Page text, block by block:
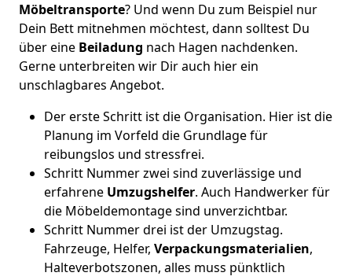
Möbeltransporte? Und wenn Du zum Beispiel nur
Dein Bett mitnehmen möchtest, dann solltest Du
über eine Beiladung nach Hagen nachdenken.
Gerne unterbreiten wir Dir auch hier ein
unschlagbares Angebot.
Der erste Schritt ist die Organisation. Hier ist die
Planung im Vorfeld die Grundlage für
reibungslos und stressfrei.
Schritt Nummer zwei sind zuverlässige und
erfahrene Umzugshelfer. Auch Handwerker für
die Möbeldemontage sind unverzichtbar.
Schritt Nummer drei ist der Umzugstag.
Fahrzeuge, Helfer, Verpackungsmaterialien,
Halteverbotszonen, alles muss pünktlich